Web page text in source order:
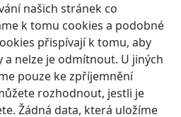
našich stránek co
k tomu cookies a podobné
přispívají k tomu, aby
nelze je odmítnout. U jiných
pouze ke zpříjemnění
rozhodnout, jestli je
Žádná data, která uložíme
věže